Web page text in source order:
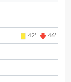
42' 46'